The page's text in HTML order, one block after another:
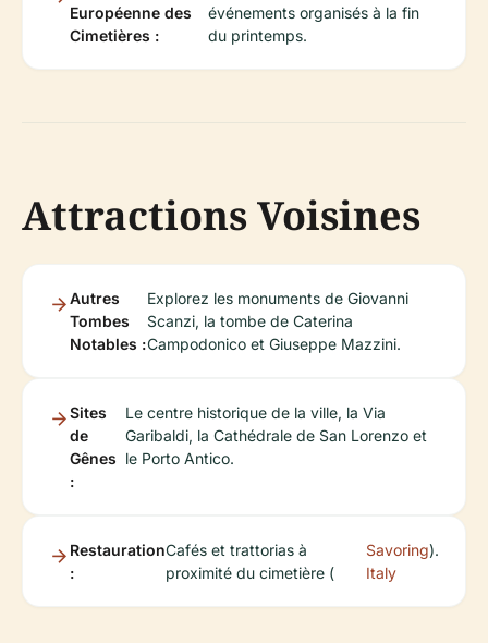
Européenne des
Cimetières :
événements organisés à la fin
du printemps.
Attractions Voisines
Autres
Tombes
Notables :
Explorez les monuments de Giovanni
Scanzi, la tombe de Caterina
Campodonico et Giuseppe Mazzini.
Sites
de
Gênes
:
Le centre historique de la ville, la Via
Garibaldi, la Cathédrale de San Lorenzo et
le Porto Antico.
Restauration
:
Cafés et trattorias à
proximité du cimetière (
Savoring
Italy
).